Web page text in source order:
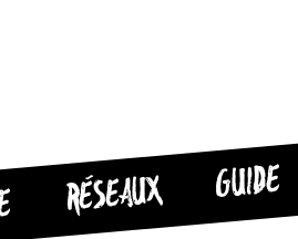
RÉSEAUX GUIDE